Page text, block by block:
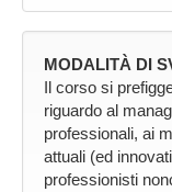
MODALITÀ DI
Il corso si
riguardo al
professionali, ai
attuali (ed
professionisti